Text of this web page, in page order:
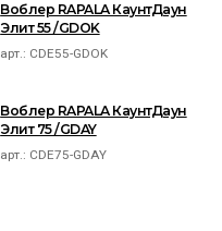
Воблер RAPALA КаунтДаун
Элит 55 /GDOK
арт.: CDE55-GDOK
Воблер RAPALA КаунтДаун
Элит 75 /GDAY
арт.: CDE75-GDAY